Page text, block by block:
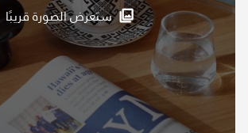
ستعرض الصورة قريبًا